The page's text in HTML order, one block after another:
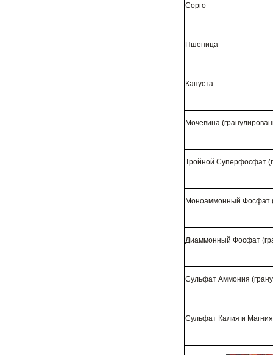
Сорго
Пшеница
Капуста
Мочевина
Тройной Суперфосфат
Моноаммонный Фосфат
Диаммонный Фосфат
Сульфат Аммония
Сульфат Калия и